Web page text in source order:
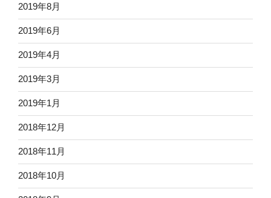
2019年8月
2019年6月
2019年4月
2019年3月
2019年1月
2018年12月
2018年11月
2018年10月